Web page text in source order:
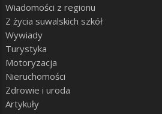
Wiadomości z regionu
Z życia suwalskich szkół
Wywiady
Turystyka
Motoryzacja
Nieruchomości
Zdrowie i uroda
Artykuły